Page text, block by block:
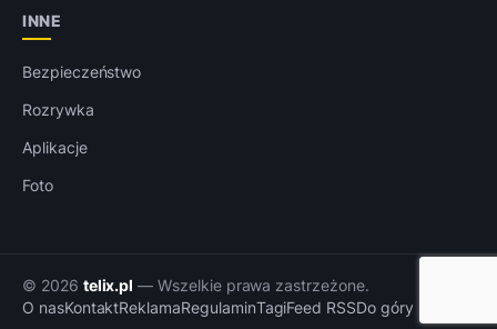
INNE
Bezpieczeństwo
Rozrywka
Aplikacje
Foto
© 2026 telix.pl — Wszelkie prawa zastrzeżone.
O nasKontaktReklamaRegulaminTagiFeed RSSDo góry ↑